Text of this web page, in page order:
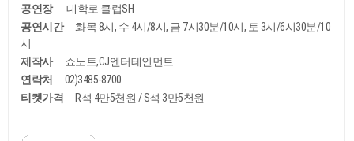
공연장
대학로 클럽SH
공연시간
화목 8시, 수 4시/8시, 금 7시30분/10시, 토 3시/6시30분/10
시
제작사
쇼노트,CJ엔터테인먼트
연락처
02)3485-8700
티켓가격
R석 4만5천원 / S석 3만5천원